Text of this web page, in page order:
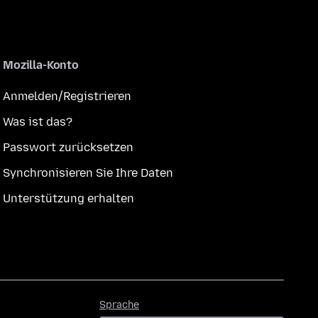
Mozilla-Konto
Anmelden/Registrieren
Was ist das?
Passwort zurücksetzen
Synchronisieren Sie Ihre Daten
Unterstützung erhalten
Sprache